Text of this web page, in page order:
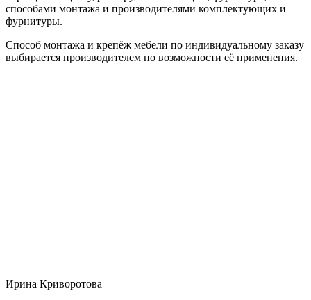
способами монтажа и производителями комплектующих и
фурнитуры.
Способ монтажа и крепёж мебели по индивидуальному заказу
выбирается производителем по возможности её применения.
Ирина Криворотова